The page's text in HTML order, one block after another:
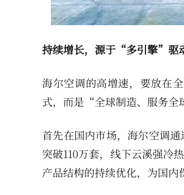
持续增长，源于“多引擎”驱
海尔空调的高增速，要放在
式，而是“全球制造、服务全
首先在国内市场，海尔空调
突破110万套，线下云溪强冷
产品结构的持续优化，为国内